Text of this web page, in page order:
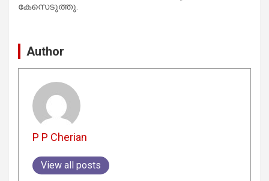
കേസെടുത്തു.
Author
P P Cherian
View all posts